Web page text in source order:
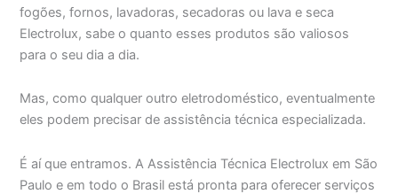
fogões, fornos, lavadoras, secadoras ou lava e seca
Electrolux, sabe o quanto esses produtos são valiosos
para o seu dia a dia.
Mas, como qualquer outro eletrodoméstico, eventualmente
eles podem precisar de assistência técnica especializada.
É aí que entramos. A Assistência Técnica Electrolux em São
Paulo e em todo o Brasil está pronta para oferecer serviços